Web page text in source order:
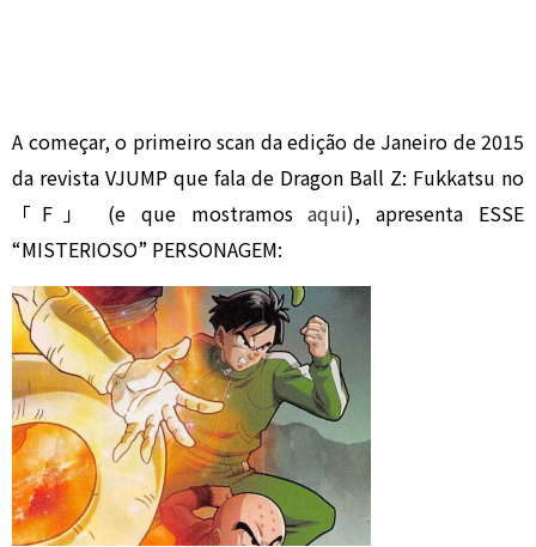
A começar, o primeiro scan da edição de Janeiro de 2015
da revista VJUMP que fala de Dragon Ball Z: Fukkatsu no
「F」 (e que mostramosaqui), apresenta ESSE
“MISTERIOSO” PERSONAGEM: